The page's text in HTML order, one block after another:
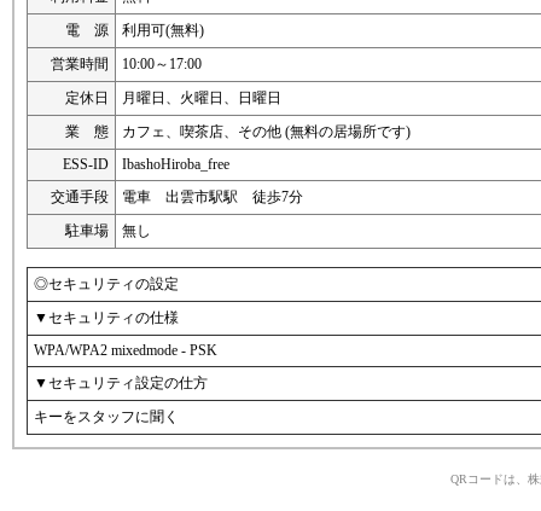
電 源
利用可(無料)
営業時間
10:00～17:00
定休日
月曜日、火曜日、日曜日
業 態
カフェ、喫茶店、その他 (無料の居場所です)
ESS-ID
IbashoHiroba_free
交通手段
電車 出雲市駅駅 徒歩7分
駐車場
無し
◎セキュリティの設定
▼セキュリティの仕様
WPA/WPA2 mixedmode - PSK
▼セキュリティ設定の仕方
キーをスタッフに聞く
QRコードは、